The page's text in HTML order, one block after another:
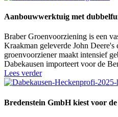
Aanbouwwerktuig met
Braber Groenvoorziening is een
Kraakman geleverde John
groenvoorziener maakt intensief
Dabekausen importeert voor de
Lees verder
Bredenstein GmbH kiest voor